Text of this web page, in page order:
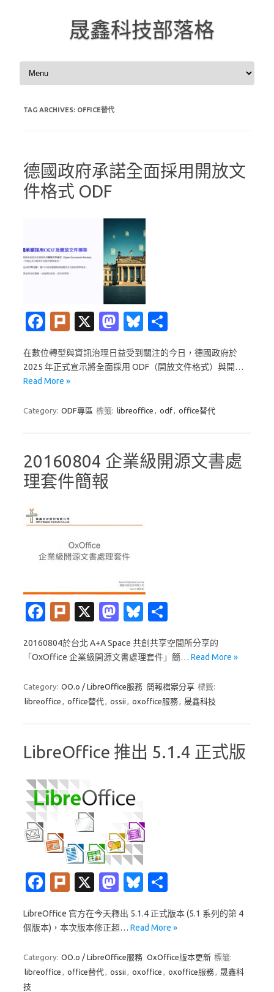
晟鑫科技部落格
Skip to content
TAG ARCHIVES: OFFICE替代
德國政府承諾全面採用開放文
件格式 ODF
Fa
e
b
o
Pl
k
X
M
t
o
Bl
es
在數位轉型與資訊治理日益受到關注的今日，德國政府於
2025 年正式宣示將全面採用 ODF（開放文件格式）與開…
Read More »
Category: ODF專區 標籤: libreoffice , odf, office替代
20160804 企業級開源文書處
理套件簡報
Fa
e
o
o
Pl
k
X
M
t
d
o
Bl
es
y
20160804於台北 A+A Space 共創共享空間所分享的
「OxOffice 企業級開源文書處理套件」簡… Read More »
Category: OO.o / LibreOffice服務 簡報檔案分享 標籤:
libreoffice , office替代, ossii , oxoffice服務, 晟鑫科技
LibreOffice 推出 5.1.4 正式版
Fa
e
o
o
Pl
k
X
M
t
d
o
Bl
es
y
LibreOffice 官方在今天釋出 5.1.4 正式版本 (5.1 系列的第 4
個版本)，本次版本修正超… Read More »
Category: OO.o / LibreOffice服務 OxOffice版本更新 標籤:
libreoffice , office替代, ossii , oxoffice , oxoffice服務, 晟鑫科
技